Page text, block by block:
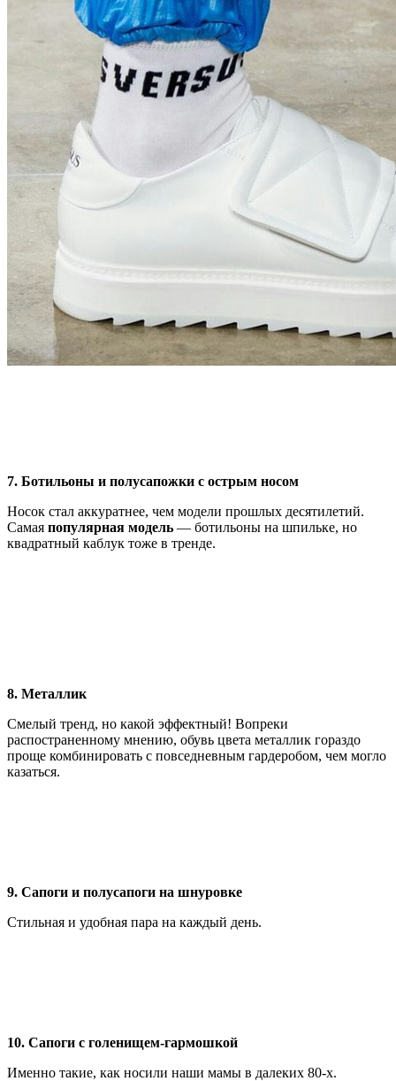
7. Ботильоны и полусапожки с острым носом
Носок стал аккуратнее, чем модели прошлых десятилетий.
Самая популярная модель — ботильоны на шпильке, но
квадратный каблук тоже в тренде.
8. Металлик
Смелый тренд, но какой эффектный! Вопреки
распостраненному мнению, обувь цвета металлик гораздо
проще комбинировать с повседневным гардеробом, чем могло
казаться.
9. Сапоги и полусапоги на шнуровке
Стильная и удобная пара на каждый день.
10. Сапоги с голенищем-гармошкой
Именно такие, как носили наши мамы в далеких 80-х.